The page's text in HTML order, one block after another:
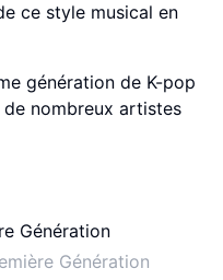
ce style musical en
génération de K-pop
nombreux artistes
Génération